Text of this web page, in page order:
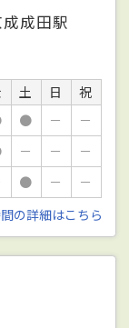
成田駅
土 日
祝
● －
－
－ －
－
● －
－
の詳細はこちら